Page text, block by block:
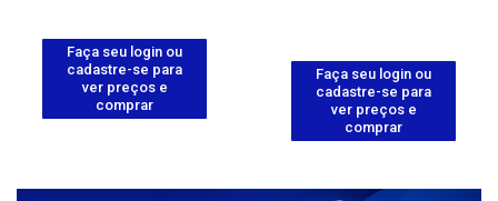
Faça seu login ou
cadastre-se para
ver preços e
comprar
Faça seu login ou
cadastre-se para
ver preços e
comprar